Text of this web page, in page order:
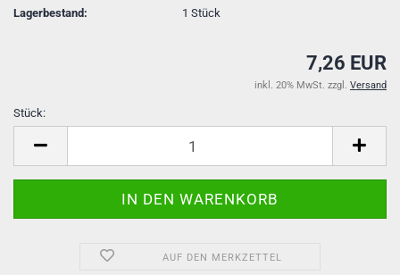
Lagerbestand:
1Stück
7,26 EUR
inkl. 20% MwSt. zzgl. Versand
Stück:
AUF DEN MERKZETTEL